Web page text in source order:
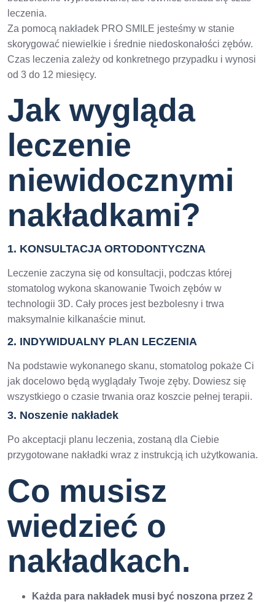
leczenia.
Za pomocą nakładek PRO SMILE jesteśmy w stanie
skorygować niewielkie i średnie niedoskonałości zębów.
Czas leczenia zależy od konkretnego przypadku i wynosi
od 3 do 12 miesięcy.
Jak wygląda
leczenie
niewidocznymi
nakładkami?
1. KONSULTACJA ORTODONTYCZNA
Leczenie zaczyna się od konsultacji, podczas której
stomatolog wykona skanowanie Twoich zębów w
technologii 3D. Cały proces jest bezbolesny i trwa
maksymalnie kilkanaście minut.
2. INDYWIDUALNY PLAN LECZENIA
Na podstawie wykonanego skanu, stomatolog pokaże Ci
jak docelowo będą wyglądały Twoje zęby. Dowiesz się
wszystkiego o czasie trwania oraz koszcie pełnej terapii.
3. Noszenie nakładek
Po akceptacji planu leczenia, zostaną dla Ciebie
przygotowane nakładki wraz z instrukcją ich użytkowania.
Co musisz
wiedzieć o
nakładkach.
Każda para nakładek musi być noszona przez 2